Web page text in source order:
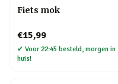
Fiets mok
€15,99
✔ Voor 22:45 besteld, morgen in
huis!